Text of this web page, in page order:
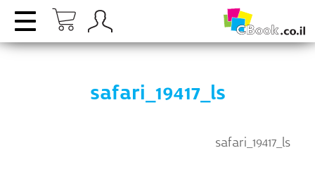
safari_19417_ls
safari_19417_ls